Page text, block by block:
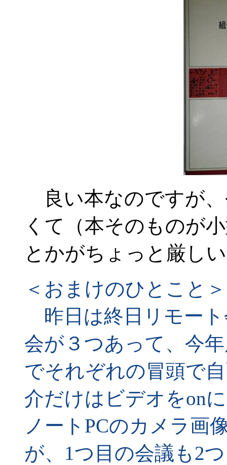
良い本なのですが
くて（本そのものが
とかがちょっと厳し
＜おまけのひとこと＞
昨日は終日リモート
会が３つあって、今
でそれぞれの冒頭で
介だけはビデオをon
ノートPCのカメラ画
が、1つ目の会議も2